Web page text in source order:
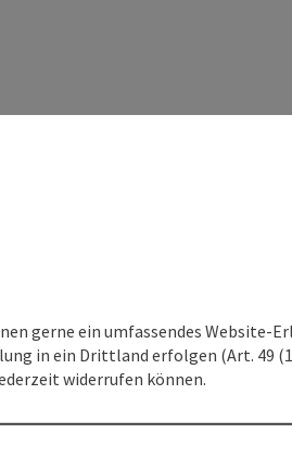
gerne ein umfassendes Website-
in ein Drittland erfolgen (Art. 49
widerrufen können.